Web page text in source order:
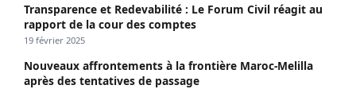
Transparence et Redevabilité : Le Forum Civil réagit au
rapport de la cour des comptes
19 février 2025
Nouveaux affrontements à la frontière Maroc-Melilla
après des tentatives de passage